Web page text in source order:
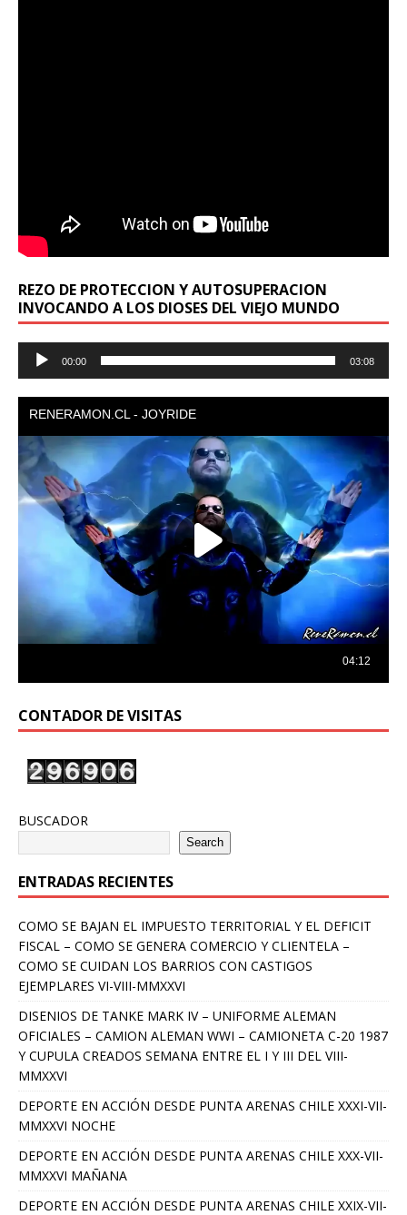
REZO DE PROTECCION Y AUTOSUPERACION
INVOCANDO A LOS DIOSES DEL VIEJO MUNDO
Reproductor
00:00 03:08
CONTADOR DE VISITAS
BUSCADOR
Search
ENTRADAS RECIENTES
COMO SE BAJAN EL IMPUESTO TERRITORIAL Y EL DEFICIT
FISCAL – COMO SE GENERA COMERCIO Y CLIENTELA –
COMO SE CUIDAN LOS BARRIOS CON CASTIGOS
EJEMPLARES VI-VIII-MMXXVI
DISENIOS DE TANKE MARK IV – UNIFORME ALEMAN
OFICIALES – CAMION ALEMAN WWI – CAMIONETA C-20 1987
Y CUPULA CREADOS SEMANA ENTRE EL I Y III DEL VIII-
MMXXVI
DEPORTE EN ACCIÓN DESDE PUNTA ARENAS CHILE XXXI-VII-
MMXXVI NOCHE
DEPORTE EN ACCIÓN DESDE PUNTA ARENAS CHILE XXX-VII-
MMXXVI MAÑANA
DEPORTE EN ACCIÓN DESDE PUNTA ARENAS CHILE XXIX-VII-